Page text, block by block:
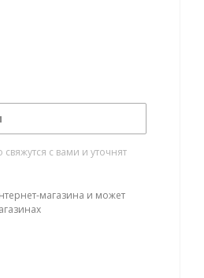
с вами и уточнят
магазина и может